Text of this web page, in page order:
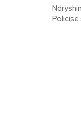
Ndryshime